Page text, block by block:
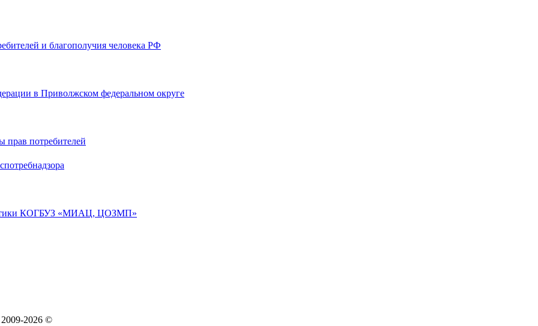
и благополучия человека РФ
в Приволжском федеральном округе
прав потребителей
КОГБУЗ «МИАЦ, ЦОЗМП»
2026 ©